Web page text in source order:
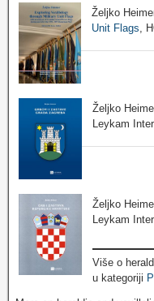
Željko
Unit Flags ,
Željko
Leykam
Željko
Leykam
Više o
u kategoriji